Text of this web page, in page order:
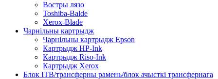
Востры лязо
Toshiba-Balde
Xerox-Blade
Чарнільны картрыдж
Чарнільны картрыдж Epson
Картрыдж HP-Ink
Картрыдж Riso-Ink
Картрыдж Xerox
Блок ITB/трансферны рамень/блок ачысткі трансфернага